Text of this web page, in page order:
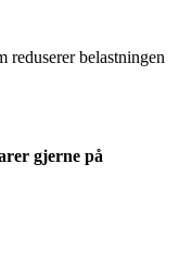
reduserer belastningen
gjerne på